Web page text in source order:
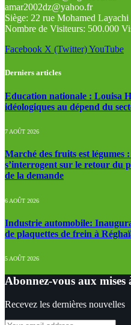
amar2002dz@yahoo.fr
Siège: 22 rue Mohamed
Nombre de Visiteurs: 500.000
Facebook X (Twitter)YouTube
Derniers articles
Education nationale : Louisa
idéologiques au dépend du
7 AOÛT 2026
Marché des fruits est légumes
s’interrogent sur le retour du
de la demande
6 AOÛT 2026
Industrie automobile:
de plaquettes de frein à
5 AOÛT 2026
Abonnez-vous aux mises
Recevez les dernières nouvelles